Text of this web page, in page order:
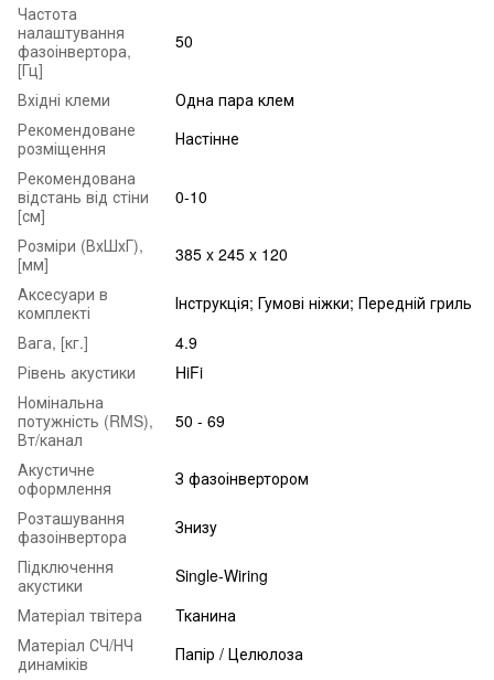
Частота
налаштування
фазоінвертора,
[Гц]
50
Вхідні клеми
Одна пара клем
Рекомендоване
розміщення
Настінне
Рекомендована
відстань від стіни
[см]
0-10
Розміри (ВхШхГ),
[мм]
385 x 245 x 120
Аксесуари в
комплекті
Інструкція; Гумові ніжки; Передній гриль
Вага, [кг.]
4.9
Рівень акустики
HiFi
Номінальна
потужність (RMS),
Вт/канал
50 - 69
Акустичне
оформлення
З фазоінвертором
Розташування
фазоінвертора
Знизу
Підключення
акустики
Single-Wiring
Матеріал твітера
Тканина
Матеріал СЧ/НЧ
динаміків
Папір / Целюлоза